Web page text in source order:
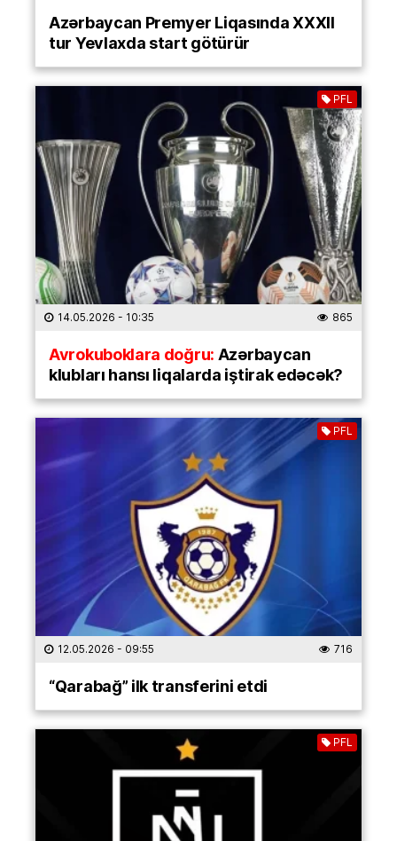
Azərbaycan Premyer Liqasında XXXII
tur Yevlaxda start götürür
PFL
14.05.2026 - 10:35 865
Avrokuboklara doğru:Azərbaycan
klubları hansı liqalarda iştirak edəcək?
PFL
12.05.2026 - 09:55 716
“Qarabağ” ilk transferini etdi
PFL